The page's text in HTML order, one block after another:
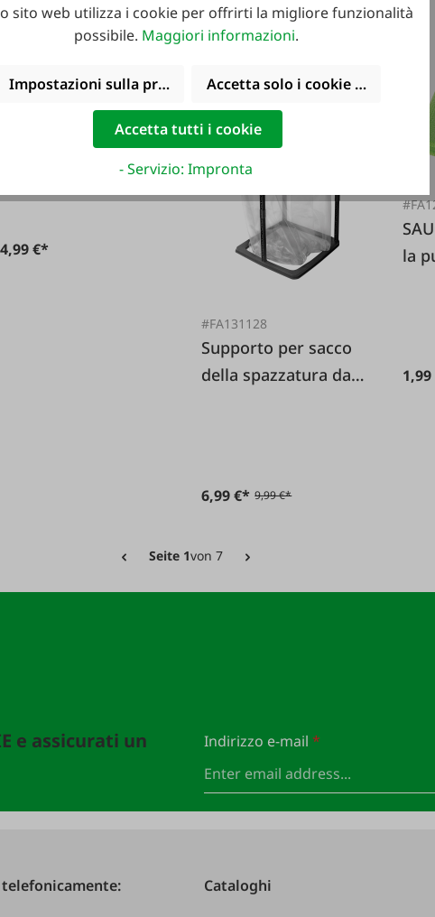
#FA123547
Verde" Premium
4,99 €*
#FA131128
Supporto per sacco
della spazzatura da
6,99 €* 9,99 €*
la
Seite 1von 7
e assicurati un
Indirizzo e-mail *
Cataloghi
sito web utilizza i cookie per offrirti la migliore funzionalità
possibile. Maggiori informazioni.
Impostazioni sulla privacy Accetta solo i cookie funzionali
Accetta tutti i cookie
- Servizio: Impronta